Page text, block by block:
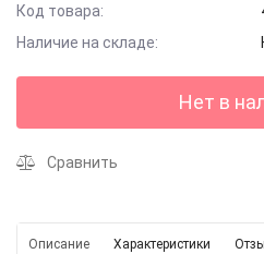
Код товара:
Наличие на складе:
Нет в
Сравнить
Описание Характеристики